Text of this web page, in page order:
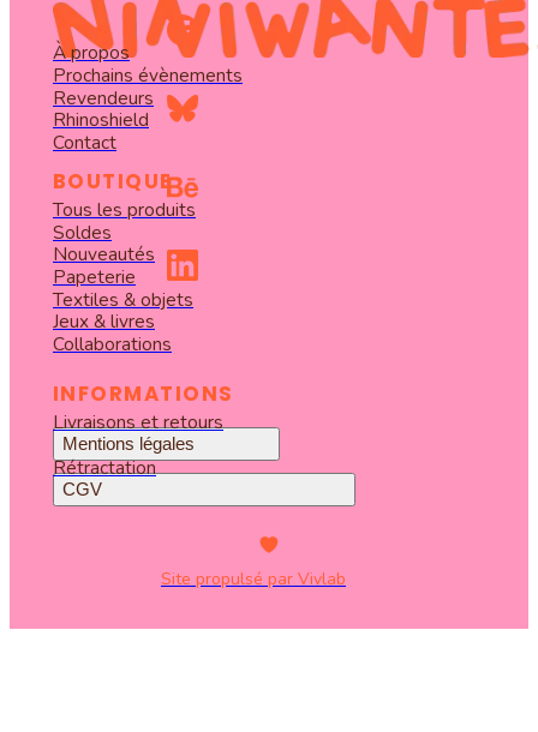
BOUTIQUE
INFORMATIONS
À propos
Tous les produits
Prochains évènements
Soldes
Revendeurs
Nouveautés
Mentions légales
Livraisons et retours
Papeterie
CGV
Rétractation
Contact
Rhinoshield
Textiles & objets
Jeux & livres
Collaborations
Site propulsé par Vivlab